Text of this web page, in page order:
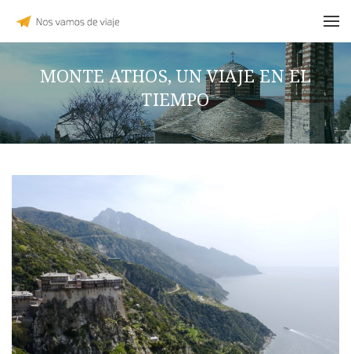
MONTE ATHOS, UN VIAJE EN EL
TIEMPO